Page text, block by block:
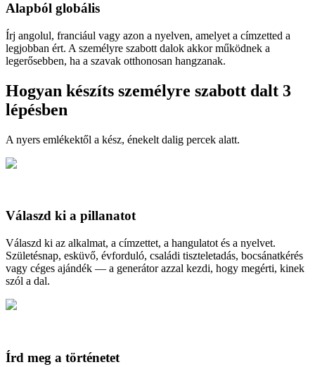
Alapból globális
Írj angolul, franciául vagy azon a nyelven, amelyet a címzetted a
legjobban ért. A személyre szabott dalok akkor működnek a
legerősebben, ha a szavak otthonosan hangzanak.
Hogyan készíts személyre szabott dalt 3
lépésben
A nyers emlékektől a kész, énekelt dalig percek alatt.
Válaszd ki a pillanatot
Válaszd ki az alkalmat, a címzettet, a hangulatot és a nyelvet.
Születésnap, esküvő, évforduló, családi tiszteletadás, bocsánatkérés
vagy céges ajándék — a generátor azzal kezdi, hogy megérti, kinek
szól a dal.
Írd meg a történetet